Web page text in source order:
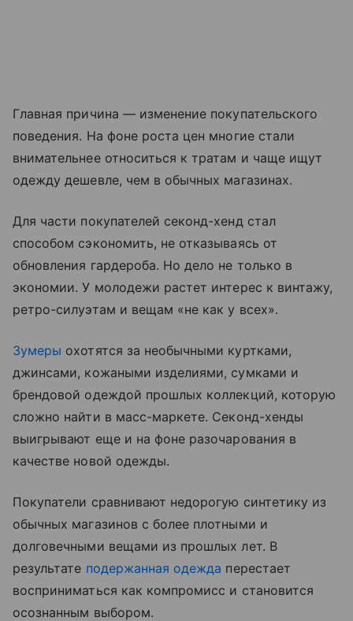
Главная причина — изменение покупательского
поведения. На фоне роста цен многие стали
внимательнее относиться к тратам и чаще ищут
одежду дешевле, чем в обычных магазинах.
Для части покупателей секонд-хенд стал
способом сэкономить, не отказываясь от
обновления гардероба. Но дело не только в
экономии. У молодежи растет интерес к винтажу,
ретро-силуэтам и вещам «не как у всех».
Зумеры охотятся за необычными куртками,
джинсами, кожаными изделиями, сумками и
брендовой одеждой прошлых коллекций, которую
сложно найти в масс-маркете. Секонд-хенды
выигрывают еще и на фоне разочарования в
качестве новой одежды.
Покупатели сравнивают недорогую синтетику из
обычных магазинов с более плотными и
долговечными вещами из прошлых лет. В
результате подержанная одежда перестает
восприниматься как компромисс и становится
осознанным выбором.